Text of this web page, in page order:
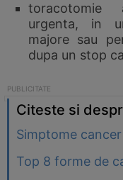
toracotomie
urgenta, in
majore sau
dupa un stop
Citeste si
Simptome
Top 8 forme de